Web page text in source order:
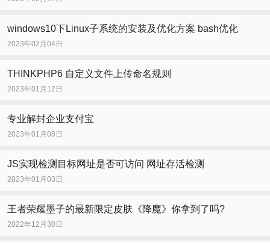
windows10下Linux子系统的安装及优化方案 bash优化
2023年02月04日
THINKPHP6 自定义文件上传命名规则
2023年01月12日
专业解封企业支付宝
2023年01月08日
JS实现检测目标网址是否可访问 网址存活检测
2023年01月03日
王者荣耀墨子的最新限定皮肤《降魔》你拿到了吗?
2022年12月30日